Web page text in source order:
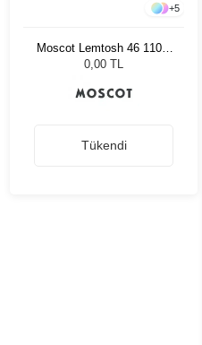
+5
Moscot Lemtosh 46 110 Ii
Blue Bel Air Blue
0,00 TL
Tükendi